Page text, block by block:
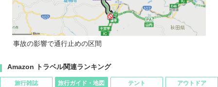
事故の影響で通行止めの区間
Amazon トラベル関連ランキング
旅行雑誌 旅行ガイド・地図 テント アウトドア